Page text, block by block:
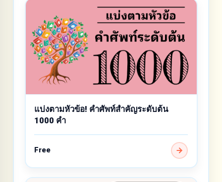
แบ่งตามหัวข้อ! คำศัพท์สำคัญระดับต้น
1000 คำ
Free